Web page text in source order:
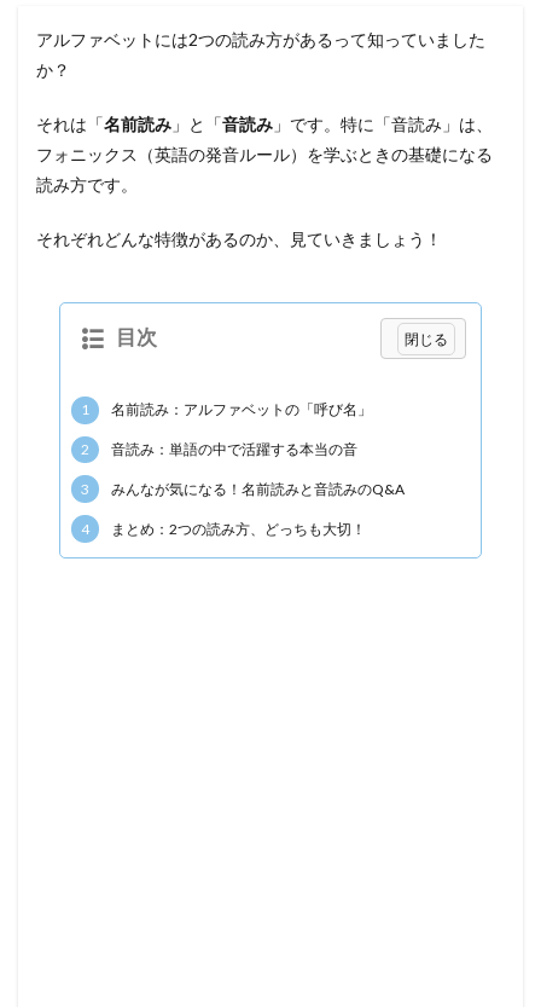
アルファベットには2つの読み方があるって知っていました
か？
それは「名前読み 」と「音読み 」です。特に「音読み」は、
フォニックス（英語の発音ルール）を学ぶときの基礎になる
読み方です。
それぞれどんな特徴があるのか、見ていきましょう！
目次
1 名前読み：アルファベットの「呼び名」
2 音読み：単語の中で活躍する本当の音
3 みんなが気になる！名前読みと音読みのQ&A
4 まとめ：2つの読み方、どっちも大切！